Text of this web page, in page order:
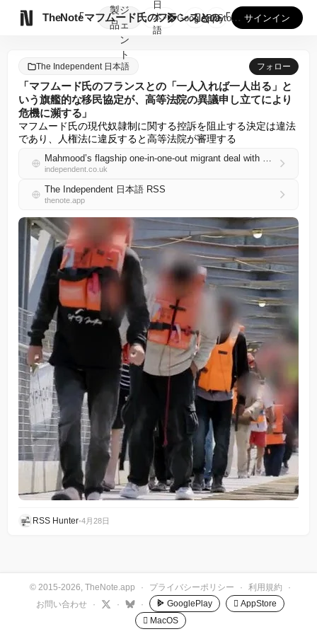
TheNote
製
品
ジ
ェ
ン
ト
「マフムード氏のフランスとの「一人入れば一人出る」という旗艦...
日
本
語
GooglePlay
AppStore サインイン
The Independent 日本語 フォロー
「マフムード氏のフランスとの「一人入れば一人出る」と
いう旗艦的な移民協定が、高等法院の異議申し立てにより
危機に瀕する」
マフムード氏の現代奴隷制に関する控訴を阻止する決定は違法
であり、人権法に違反すると高等法院が審理する
Mahmood’s flagship one-in-one-out migrant deal with France put in jeopardy by High Court challenge
independent.co.uk
The Independent 日本語 RSS
thenote.app
RSS Hunter•4月28日
© 2015-2026, TheNote.app · プライバシーポリシー · 利用規約
·
お問い合わせ
· · · GooglePlay
 AppStore
 MacOS